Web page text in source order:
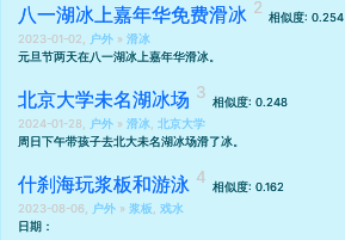
八一湖冰上嘉年华免费滑冰
相似度: 0.254
2023-01-02,
户外 » 滑冰
元旦节两天在八一湖冰上嘉年华滑冰。
北京大学未名湖冰场
相似度: 0.248
2024-01-28,
户外 » 滑冰
北京大学
周日下午带孩子去北大未名湖冰场滑了冰。
什刹海玩浆板和游泳
相似度: 0.162
2023-08-06,
户外 » 浆板
戏水
日期：